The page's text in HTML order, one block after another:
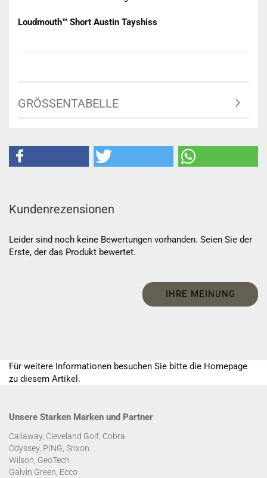
Loudmouth™ Short Austin Tayshiss
GRÖSSENTABELLE
Kundenrezensionen
Leider sind noch keine Bewertungen vorhanden. Seien Sie der
Erste, der das Produkt bewertet.
IHRE MEINUNG
Für weitere Informationen besuchen Sie bitte die Homepage
zu diesem Artikel.
Unsere Starken Marken und Partner
Callaway, Cleveland Golf, Cobra
Odyssey, PING, Srixon
Wilson, GeoTech
Galvin Green, Ecco